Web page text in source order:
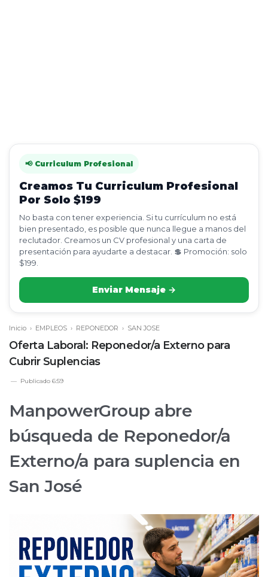
📢 Curriculum Profesional
Creamos Tu Curriculum Profesional
Por Solo $199
No basta con tener experiencia. Si tu currículum no está
bien presentado, es posible que nunca llegue a manos del
reclutador. Creamos un CV profesional y una carta de
presentación para ayudarte a destacar. 💲 Promoción: solo
$199.
Enviar Mensaje →
Inicio › EMPLEOS › REPONEDOR › SAN JOSE
Oferta Laboral: Reponedor/a Externo para
Cubrir Suplencias
Publicado 6:59
ManpowerGroup abre
búsqueda de Reponedor/a
Externo/a para suplencia en
San José